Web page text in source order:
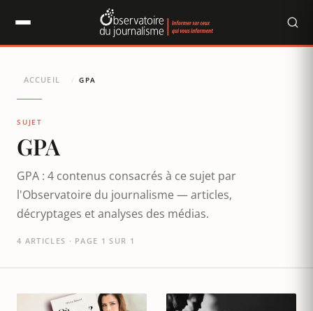
ACCUEIL / GPA
SUJET
GPA
GPA : 4 contenus consacrés à ce sujet par
l'Observatoire du journalisme — articles,
décryptages et analyses des médias.
4 ARTICLES · PAGE 1 SUR 1
Panneau de gestion des cookies